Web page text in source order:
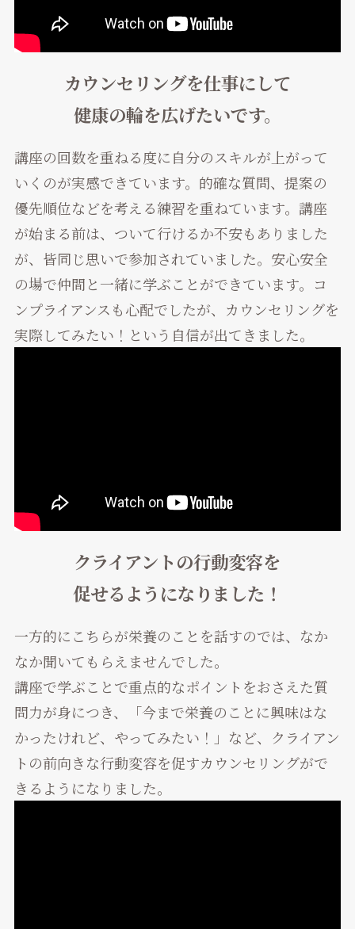
カウンセリングを仕事にして
健康の輪を広げたいです。
講座の回数を重ねる度に自分のスキルが上がって
いくのが実感できています。的確な質問、提案の
優先順位などを考える練習を重ねています。講座
が始まる前は、ついて行けるか不安もありました
が、皆同じ思いで参加されていました。安心安全
の場で仲間と一緒に学ぶことができています。コ
ンプライアンスも心配でしたが、カウンセリングを
実際してみたい！という自信が出てきました。
クライアントの行動変容を
促せるようになりました！
一方的にこちらが栄養のことを話すのでは、なか
なか聞いてもらえませんでした。
講座で学ぶことで重点的なポイントをおさえた質
問力が身につき、「今まで栄養のことに興味はな
かったけれど、やってみたい！」など、クライアン
トの前向きな行動変容を促すカウンセリングがで
きるようになりました。